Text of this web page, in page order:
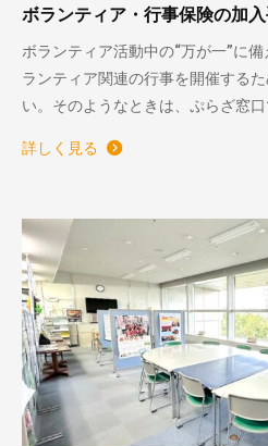
ボランティア・行事保険の加
ボランティア活動中の“万が一”に
ランティア関連の行事を開催する
い。そのようなときは、ぷらざ窓口
詳しく見る